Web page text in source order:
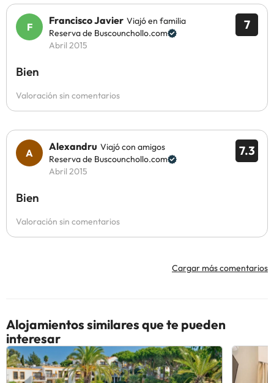
7
Francisco Javier Viajó en familia
Reserva de Buscounchollo.com
Abril 2015
Bien
Valoración sin comentarios
7.3
Alexandru Viajó con amigos
Reserva de Buscounchollo.com
Abril 2015
Bien
Valoración sin comentarios
Cargar más comentarios
Alojamientos similares que te pueden
interesar